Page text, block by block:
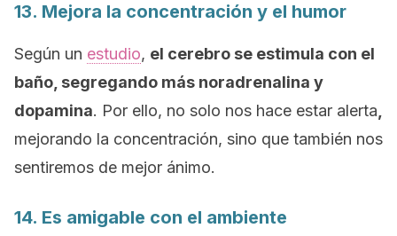
13. Mejora la concentración y el humor
Según un estudio, el cerebro se estimula con el
baño, segregando más noradrenalina y
dopamina. Por ello, no solo nos hace estar alerta
mejorando la concentración, sino que también nos
sentiremos de mejor ánimo.
14. Es amigable con el ambiente